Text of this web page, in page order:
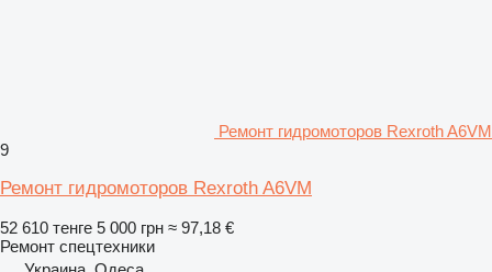
Ремонт гидромоторов Rexroth A6VM
9
Ремонт гидромоторов Rexroth A6VM
52 610 тенге 5 000 грн ≈ 97,18 €
Ремонт спецтехники